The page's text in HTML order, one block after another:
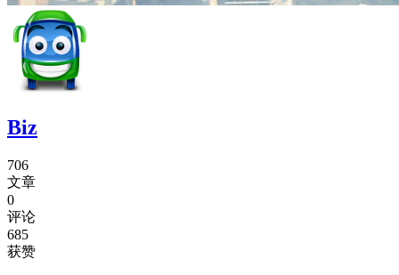
Biz
706
文章
0
评论
685
获赞